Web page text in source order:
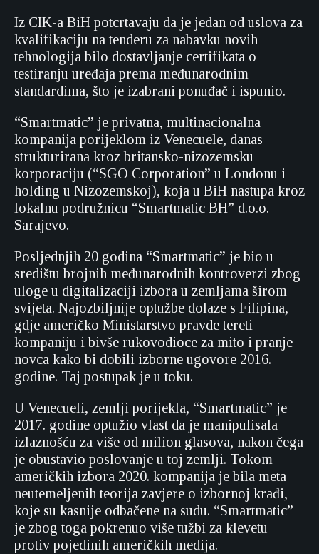
Iz CIK-a BiH potcrtavaju da je jedan od uslova za
kvalifikaciju na tenderu za nabavku novih
tehnologija bilo dostavljanje certifikata o
testiranju uređaja prema međunarodnim
standardima, što je izabrani ponuđač i ispunio.
“Smartmatic” je privatna, multinacionalna
kompanija porijeklom iz Venecuele, danas
strukturirana kroz britansko-nizozemsku
korporaciju (“SGO Corporation” u Londonu i
holding u Nizozemskoj), koja u BiH nastupa kroz
lokalnu podružnicu “Smartmatic BH” d.o.o.
Sarajevo.
Posljednjih 20 godina “Smartmatic” je bio u
središtu brojnih međunarodnih kontroverzi zbog
uloge u digitalizaciji izbora u zemljama širom
svijeta. Najozbiljnije optužbe dolaze s Filipina,
gdje američko Ministarstvo pravde tereti
kompaniju i bivše rukovodioce za mito i pranje
novca kako bi dobili izborne ugovore 2016.
godine. Taj postupak je u toku.
U Venecueli, zemlji porijekla, “Smartmatic” je
2017. godine optužio vlast da je manipulisala
izlaznošću za više od milion glasova, nakon čega
je obustavio poslovanje u toj zemlji. Tokom
američkih izbora 2020. kompanija je bila meta
neutemeljenih teorija zavjere o izbornoj krađi,
koje su kasnije odbačene na sudu. “Smartmatic”
je zbog toga pokrenuo više tužbi za klevetu
protiv pojedinih američkih medija.